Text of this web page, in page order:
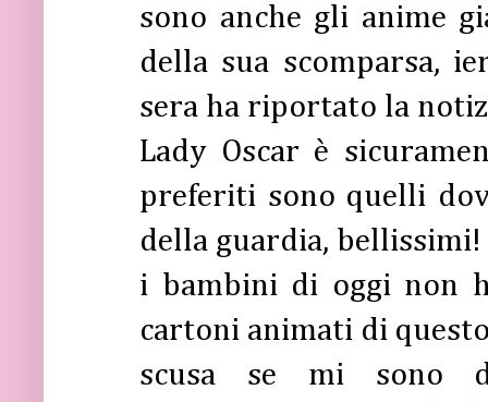
sono anche gli anime
della sua scomparsa,
sera ha riportato la
Lady Oscar è
preferiti sono quelli
della guardia, bellissimi!
i bambini di oggi non
cartoni animati di
scusa se mi sono